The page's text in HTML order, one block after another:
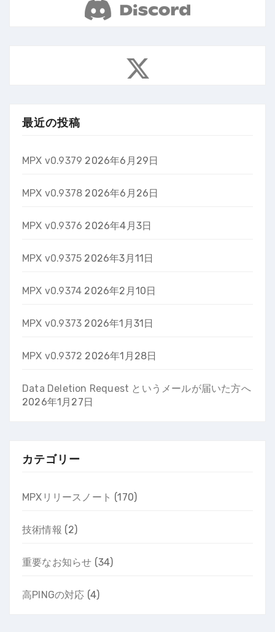
最近の投稿
MPX v0.9379 2026年6月29日
MPX v0.9378 2026年6月26日
MPX v0.9376 2026年4月3日
MPX v0.9375 2026年3月11日
MPX v0.9374 2026年2月10日
MPX v0.9373 2026年1月31日
MPX v0.9372 2026年1月28日
Data Deletion Request というメールが届いた方へ
2026年1月27日
カテゴリー
MPXリリースノート (170)
技術情報 (2)
重要なお知らせ (34)
高PINGの対応 (4)